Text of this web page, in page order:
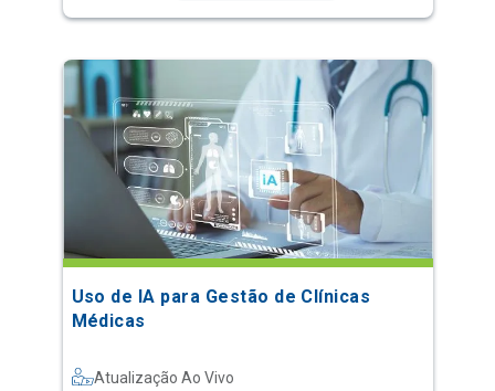
Uso de IA para Gestão de Clínicas
Médicas
Atualização Ao Vivo